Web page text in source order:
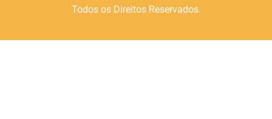
Todos os Direitos Reservados.